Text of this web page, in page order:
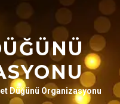
Düğünü Organizasyonu